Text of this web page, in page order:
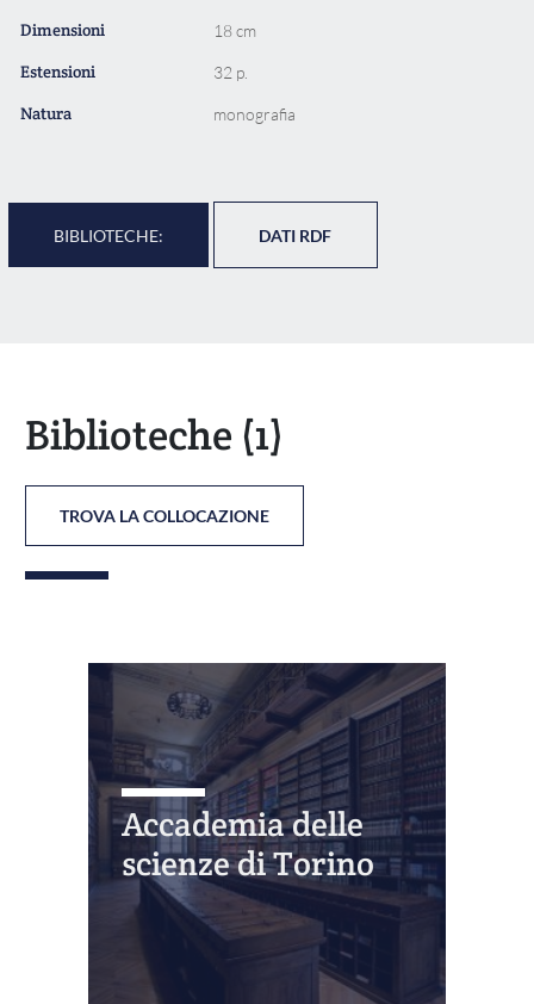
Dimensioni 18 cm
Estensioni 32 p.
Natura monografia
BIBLIOTECHE: DATI RDF
Biblioteche (1)
TROVA LA COLLOCAZIONE
Accademia delle
scienze di Torino